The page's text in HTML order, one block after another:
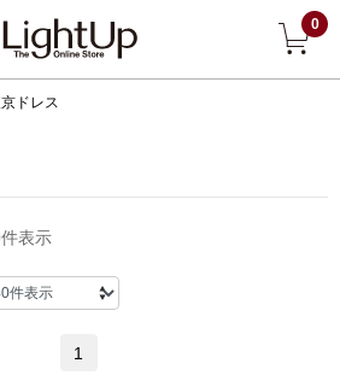
0
すべて見る アウター
ドレス
表示
1